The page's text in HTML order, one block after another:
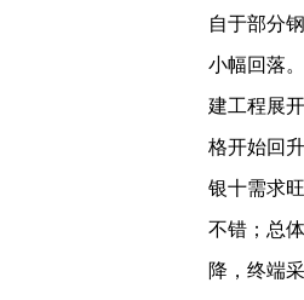
自于部分
小幅回落
建工程展
格开始回
银十需求旺
不错；总
降，终端